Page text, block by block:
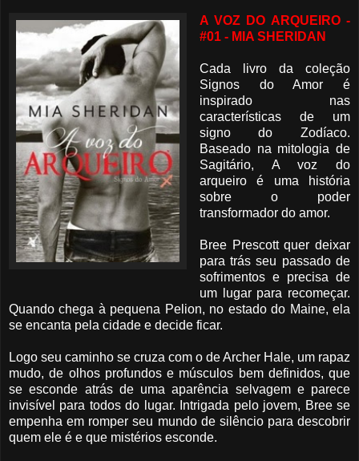
A VOZ DO ARQUEIRO -
#01 - MIA SHERIDAN
Cada livro da coleção
Signos do Amor é
inspirado nas
características de um
signo do Zodíaco.
Baseado na mitologia de
Sagitário, A voz do
arqueiro é uma história
sobre o poder
transformador do amor.
Bree Prescott quer deixar
para trás seu passado de
sofrimentos e precisa de
um lugar para recomeçar.
Quando chega à pequena Pelion, no estado do Maine, ela
se encanta pela cidade e decide ficar.
Logo seu caminho se cruza com o de Archer Hale, um rapaz
mudo, de olhos profundos e músculos bem definidos, que
se esconde atrás de uma aparência selvagem e parece
invisível para todos do lugar. Intrigada pelo jovem, Bree se
empenha em romper seu mundo de silêncio para descobrir
quem ele é e que mistérios esconde.